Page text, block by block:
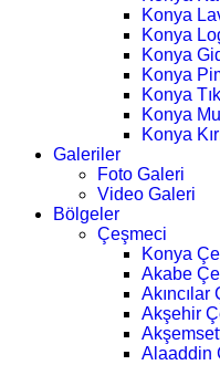
Konya
Konya
Konya
Konya
Konya
Konya
Konya
Galeriler
Foto Galeri
Video Galeri
Bölgeler
Çeşmeci
Konya
Akabe
Akıncılar
Akşehir
Alaaddin